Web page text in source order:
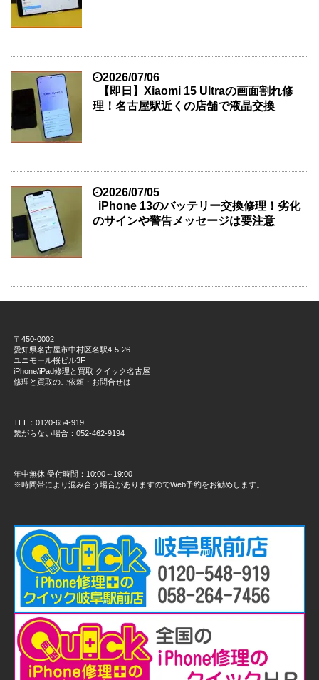
2026/07/06
【即日】Xiaomi 15 Ultraの画面割れ修
理！名古屋駅近くの店舗で液晶交換
2026/07/05
iPhone 13のバッテリー交換修理！劣化
のサインや警告メッセージは要注意
〒450-0002
愛知県名古屋市中村区名駅4-5-26
ユニモール桜ビル3F
iPhone/iPad修理と買取 クイック名古屋
修理と買取のご依頼・お問合せは
TEL：0120-654-919
繋がらない場合：052-462-9194
年中無休 受付時間：10:00～19:00
※時間帯により混み合う場合がありますのでWeb予約をお勧めします。